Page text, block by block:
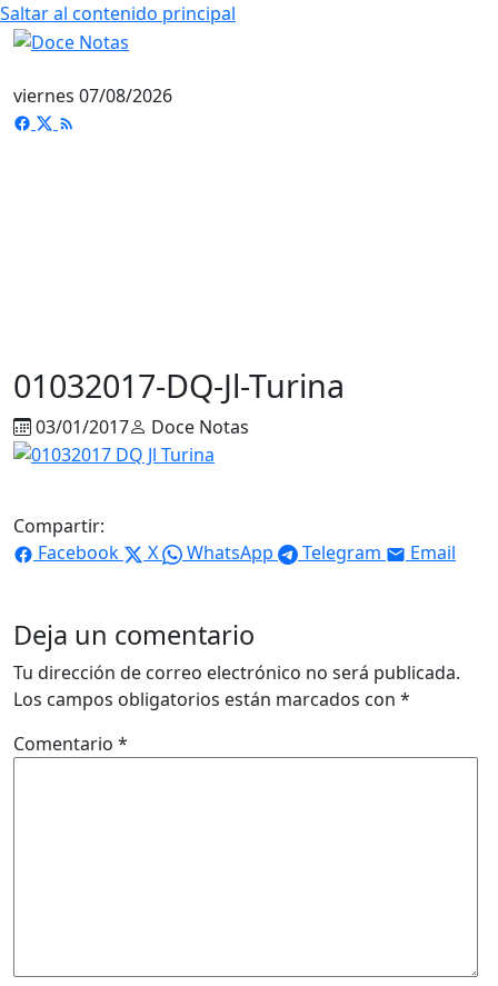
Saltar al contenido principal
viernes 07/08/2026
01032017-DQ-Jl-Turina
03/01/2017 Doce Notas
Compartir:
Facebook
X WhatsApp Telegram Email
Deja un comentario
Tu dirección de correo electrónico no será publicada.
Los campos obligatorios están marcados con *
Comentario *